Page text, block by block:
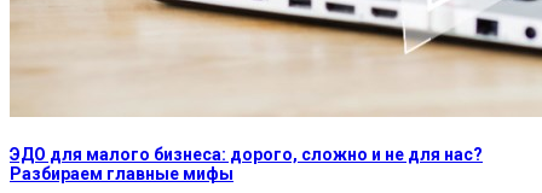
ЭДО для малого бизнеса: дорого, сложно и не для нас?
Разбираем главные мифы